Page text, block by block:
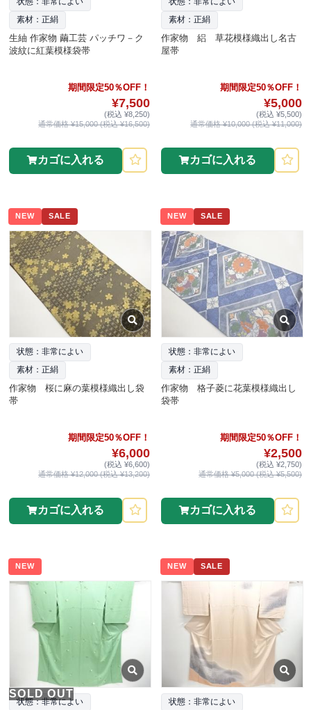
素材：正絹
生紬 作家物 繭工芸 パッチワ－ク
波紋に紅葉模様袋帯
期間限定50％OFF！
¥7,500
(税込 ¥8,250)
通常価格 ¥15,000 (税込 ¥16,500)
カゴに入れる
素材：正絹
作家物 絽 草花模様織出し名古
屋帯
期間限定50％OFF！
¥5,000
(税込 ¥5,500)
通常価格 ¥10,000 (税込 ¥11,000)
カゴに入れる
NEW SALE
状態：非常によい
素材：正絹
作家物 桜に麻の葉模様織出し袋
帯
期間限定50％OFF！
¥6,000
(税込 ¥6,600)
通常価格 ¥12,000 (税込 ¥13,200)
カゴに入れる
NEW SALE
状態：非常によい
素材：正絹
作家物 格子菱に花葉模様織出し
袋帯
期間限定50％OFF！
¥2,500
(税込 ¥2,750)
通常価格 ¥5,000 (税込 ¥5,500)
カゴに入れる
NEW
SOLD OUT
状態：非常によい
NEW SALE
状態：非常によい